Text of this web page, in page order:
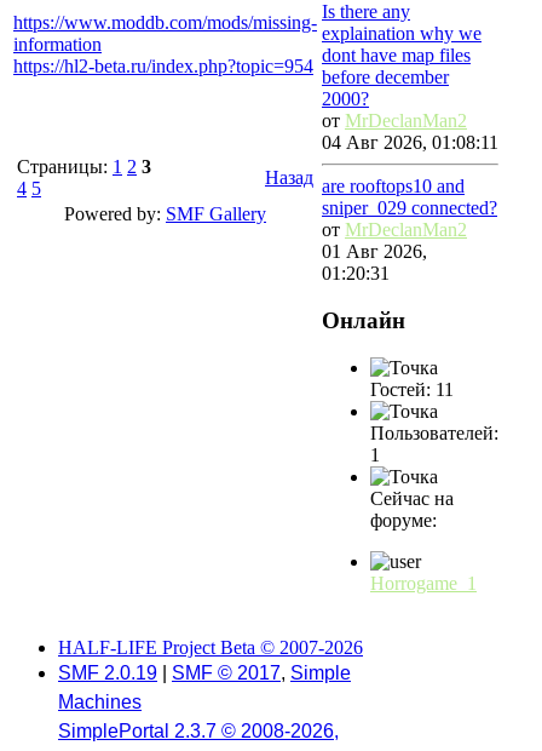
https://www.moddb.com/mods/missing-
information
https://hl2-beta.ru/index.php?topic=954
Страницы: 1 2 3
4 5
Назад
Powered by: SMF Gallery
Is there any
explaination why we
dont have map files
before december
2000?
от MrDeclanMan2
04 Авг 2026, 01:08:11
are rooftops10 and
sniper_029 connected?
от MrDeclanMan2
01 Авг 2026,
01:20:31
Онлайн
Гостей: 11
Пользователей:
1
Сейчас на
форуме:
Horrogame_1
HALF-LIFE Project Beta © 2007-2026
SMF 2.0.19
SMF © 2017, Simple
Machines
SimplePortal 2.3.7 © 2008-2026,